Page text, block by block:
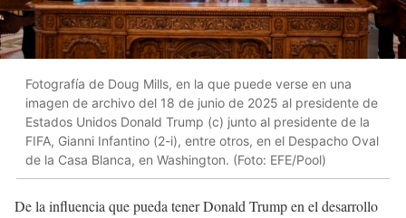
Fotografía de Doug Mills, en la que puede verse en una
imagen de archivo del 18 de junio de 2025 al presidente de
Estados Unidos Donald Trump (c) junto al presidente de la
FIFA, Gianni Infantino (2-i), entre otros, en el Despacho Oval
de la Casa Blanca, en Washington. (Foto: EFE/Pool)
De la influencia que pueda tener Donald Trump en el desarrollo